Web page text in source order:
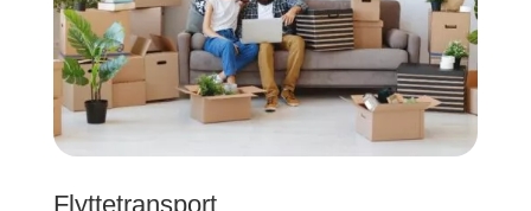
Flyttetransport